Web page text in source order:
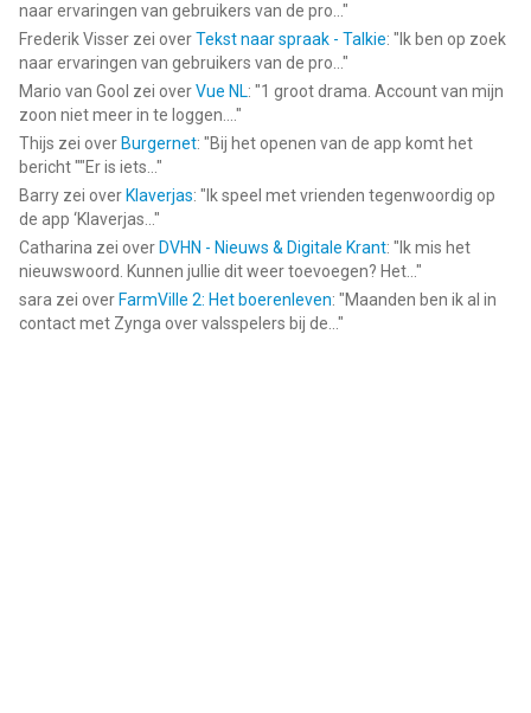
naar ervaringen van gebruikers van de pro... "
Frederik Visser zei overTekst naar spraak - Talkie: " Ik ben op zoek
naar ervaringen van gebruikers van de pro... "
Mario van Gool zei overVue NL: "1 groot drama. Account van mijn
zoon niet meer in te loggen.... "
Thijs zei over Burgernet: "Bij het openen van de app komt het
bericht ""Er is iets... "
Barry zei over Klaverjas: " Ik speel met vrienden tegenwoordig op
de app ‘Klaverjas... "
Catharina zei over DVHN - Nieuws & Digitale Krant: " Ik mis het
nieuwswoord. Kunnen jullie dit weer toevoegen? Het... "
sara zei over FarmVille 2: Het boerenleven: "Maanden ben ik al in
contact met Zynga over valsspelers bij de... "